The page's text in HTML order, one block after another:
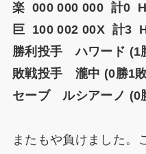
楽 000 000 000 計0
巨 100 002 00X 計3
勝利投手 ハワード (1
敗戦投手 瀧中 (0勝1
セーブ ルシアーノ (0
またもや負けました。